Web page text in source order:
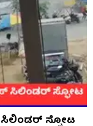
ಸಿಲಿಂಡರ್ ಸ್ಫೋಟ